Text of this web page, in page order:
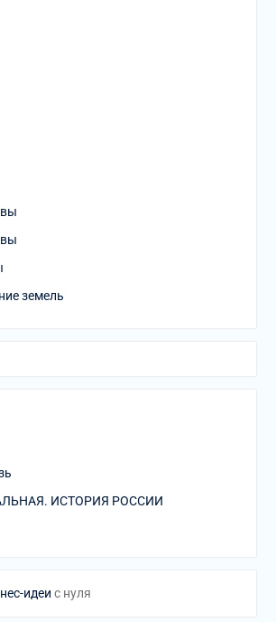
земель
ИСТОРИЯ РОССИИ
идеи с нуля